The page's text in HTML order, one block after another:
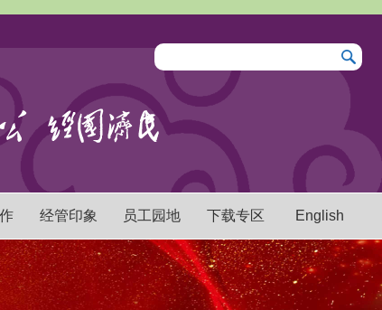
经管印象 员工园地 下载专区 English